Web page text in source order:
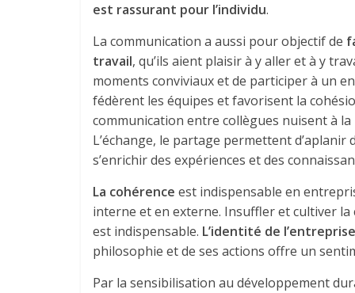
est rassurant pour l’individu.
La communication a aussi pour objectif de
travail, qu’ils aient plaisir à y aller et à y
moments conviviaux et de participer à un
fédèrent les équipes et favorisent la
communication entre collègues nuisent à
L’échange, le partage permettent
s’enrichir des expériences et des
La cohérence est indispensable en
interne et en externe. Insuffler et cultiver
est indispensable. L’identité de l’entreprise
philosophie et de ses actions offre un
Par la sensibilisation au développement